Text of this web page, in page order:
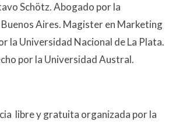
Schötz. Abogado por la
Aires. Magister en Marketing
la Universidad Nacional de La Plata.
por la Universidad Austral.
libre y gratuita organizada por la